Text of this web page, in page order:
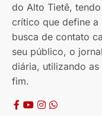
do Alto Tietê,
crítico que define a
busca de contato
seu público, o
diária, utilizando
fim.